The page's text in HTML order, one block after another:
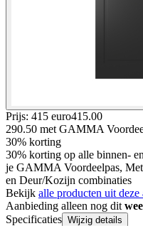
Prijs: 415 euro415.00
290.50 met GAMMA
30% korting
30% korting op alle binnen-
je GAMMA Voordeelpas,
en Deur/Kozijn combinaties
Bekijk alle producten uit deze
Aanbieding alleen nog dit
Specificaties Wijzig details